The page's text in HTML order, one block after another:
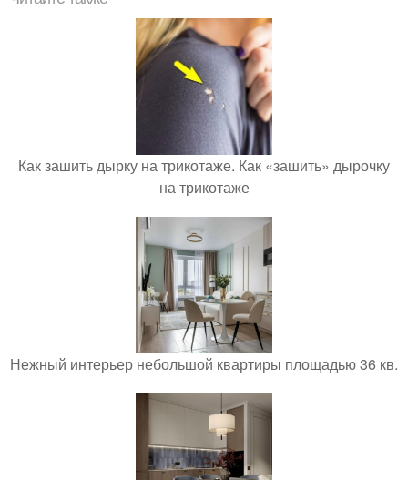
Как зашить дырку на трикотаже. Как «зашить» дырочку
на трикотаже
Нежный интерьер небольшой квартиры площадью 36 кв.